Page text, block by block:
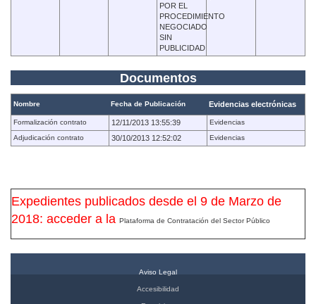
POR EL
PROCEDIMIENTO
NEGOCIADO
SIN
PUBLICIDAD
Documentos
Nombre Fecha de Publicación Evidencias electrónicas
Formalización contrato 12/11/2013 13:55:39
Evidencias
Adjudicación contrato
30/10/2013 12:52:02 Evidencias
Expedientes publicados desde el 9 de Marzo de
2018: acceder a la Plataforma de Contratación del Sector Público
Aviso Legal
Accesibilidad